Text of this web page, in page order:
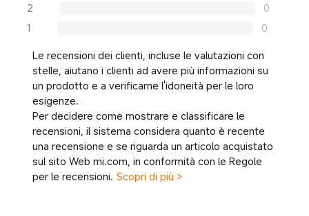
2
0
1
0
Le recensioni dei clienti, incluse le valutazioni con
stelle, aiutano i clienti ad avere più informazioni su
un prodotto e a verificarne l'idoneità per le loro
esigenze.
Per decidere come mostrare e classificare le
recensioni, il sistema considera quanto è recente
una recensione e se riguarda un articolo acquistato
sul sito Web mi.com, in conformità con le Regole
per le recensioni. Scopri di più >